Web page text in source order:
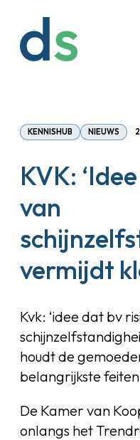
KENNISHUB NIEUWS
KVK:
van
vermijdt
Kvk: ‘idee dat bv
houdt de
belangrijkste
De Kamer van
onlangs het